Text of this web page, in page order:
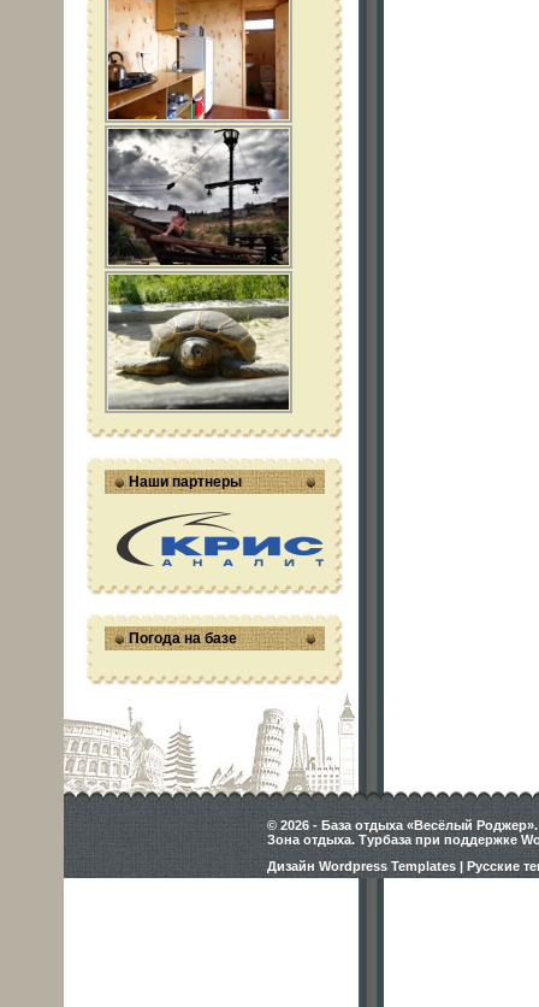
Наши партнеры
Погода на базе
© 2026 - База отдыха «Весёлый
Зона отдыха. Турбаза при поддержке
Дизайн Wordpress Templates | Русские